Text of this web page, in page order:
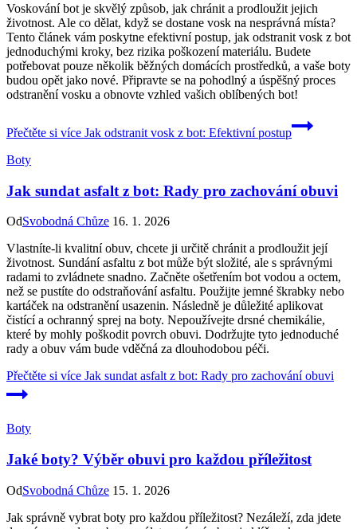
Voskování bot je skvělý způsob, jak chránit a prodloužit jejich
životnost. Ale co dělat, když se dostane vosk na nesprávná místa?
Tento článek vám poskytne efektivní postup, jak odstranit vosk z bot
jednoduchými kroky, bez rizika poškození materiálu. Budete
potřebovat pouze několik běžných domácích prostředků, a vaše boty
budou opět jako nové. Připravte se na pohodlný a úspěšný proces
odstranění vosku a obnovte vzhled vašich oblíbených bot!
Přečtěte si více Jak odstranit vosk z bot: Efektivní postup
Boty
Jak sundat asfalt z bot: Rady pro zachování obuvi
OdSvobodná Chůze 16. 1. 2026
Vlastníte-li kvalitní obuv, chcete ji určitě chránit a prodloužit její
životnost. Sundání asfaltu z bot může být složité, ale s správnými
radami to zvládnete snadno. Začněte ošetřením bot vodou a octem,
než se pustíte do odstraňování asfaltu. Použijte jemné škrabky nebo
kartáček na odstranění usazenin. Následně je důležité aplikovat
čistící a ochranný sprej na boty. Nepoužívejte drsné chemikálie,
které by mohly poškodit povrch obuvi. Dodržujte tyto jednoduché
rady a obuv vám bude vděčná za dlouhodobou péči.
Přečtěte si více Jak sundat asfalt z bot: Rady pro zachování obuvi
Boty
Jaké boty? Výběr obuvi pro každou příležitost
OdSvobodná Chůze 15. 1. 2026
Jak správně vybrat boty pro každou příležitost? Nezáleží, zda jdete